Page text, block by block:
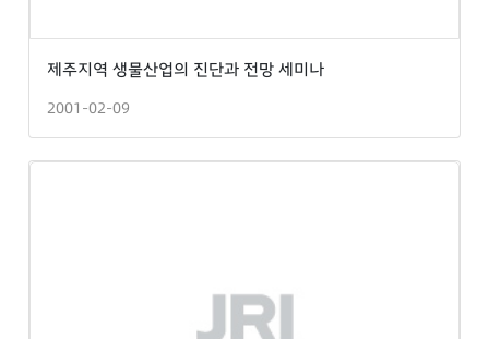
제주지역 생물산업의 진단과 전망 세미나
2001-02-09